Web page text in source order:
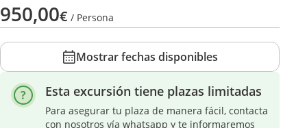
950,00€ / Persona
Mostrar fechas disponibles
Esta excursión tiene plazas limitadas
Para asegurar tu plaza de manera fácil, contacta
con nosotros vía whatsapp y te informaremos